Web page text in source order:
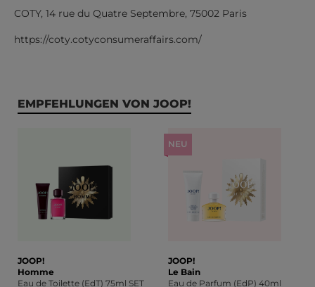
COTY, 14 rue du Quatre Septembre, 75002 Paris
https://coty.cotyconsumeraffairs.com/
Produktgalerie überspringen
EMPFEHLUNGEN VON JOOP!
JOOP!
Homme
Eau de Toilette (EdT) 75ml SET
NEU
JOOP!
Le Bain
Eau de Parfum (EdP) 40ml